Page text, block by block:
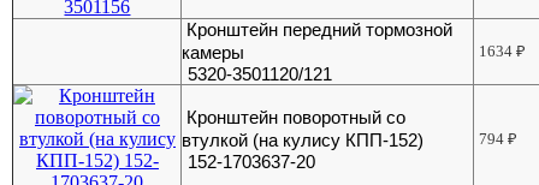
Кронштейн передний тормозной
камеры
5320-3501120/121
1634₽
Кронштейн поворотный со
втулкой (на кулису КПП-152)
152-1703637-20
794₽